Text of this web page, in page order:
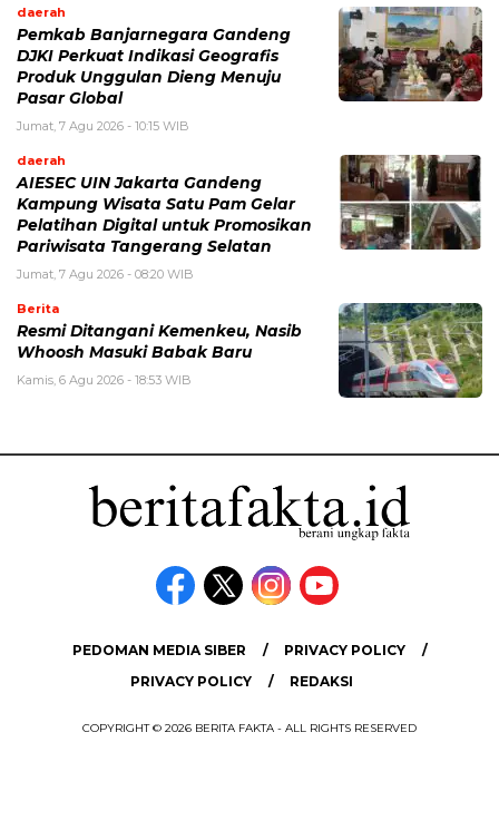
daerah
Pemkab Banjarnegara Gandeng
DJKI Perkuat Indikasi Geografis
Produk Unggulan Dieng Menuju
Pasar Global
Jumat, 7 Agu 2026 - 10:15 WIB
daerah
AIESEC UIN Jakarta Gandeng
Kampung Wisata Satu Pam Gelar
Pelatihan Digital untuk Promosikan
Pariwisata Tangerang Selatan
Jumat, 7 Agu 2026 - 08:20 WIB
Berita
Resmi Ditangani Kemenkeu, Nasib
Whoosh Masuki Babak Baru
Kamis, 6 Agu 2026 - 18:53 WIB
PEDOMAN MEDIA SIBER
PRIVACY POLICY
PRIVACY POLICY
REDAKSI
COPYRIGHT © 2026 BERITA FAKTA - ALL RIGHTS RESERVED